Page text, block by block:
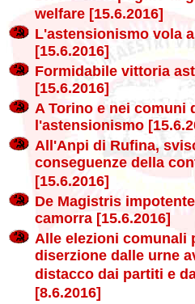
welfare [15.6.2016]
L'astensionismo vola
[15.6.2016]
Formidabile vittoria
[15.6.2016]
A Torino e nei comuni
l'astensionismo
All'Anpi di Rufina,
conseguenze della
[15.6.2016]
De Magistris
camorra [15.6.2016]
Alle elezioni comunali
diserzione dalle urne
distacco dai partiti e
[8.6.2016]